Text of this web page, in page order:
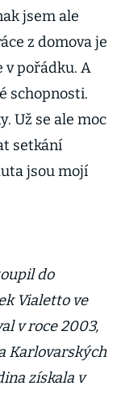
jsem ale
z domova je
v pořádku. A
schopnosti.
Už se ale moc
setkání
jsou mojí
do
Vialetto ve
v roce 2003,
Karlovarských
získala v